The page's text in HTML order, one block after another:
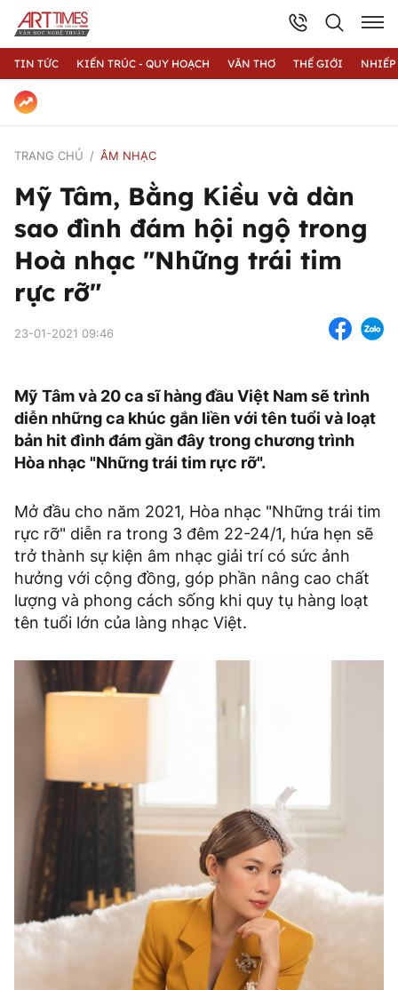
TIN TỨC KIẾN TRÚC - QUY HOẠCH VĂN THƠ THẾ GIỚI
TRANG CHỦ ÂM NHẠC
Mỹ Tâm, Bằng Kiều và dàn
sao đình đám hội ngộ trong
Hoà nhạc "Những trái tim
rực rỡ"
23-01-2021 09:46
Mỹ Tâm và 20 ca sĩ hàng đầu Việt Nam sẽ trình
diễn những ca khúc gắn liền với tên tuổi và loạt
bản hit đình đám gần đây trong chương trình
Hòa nhạc "Những trái tim rực rỡ".
Mở đầu cho năm 2021, Hòa nhạc "Những trái tim
rực rỡ" diễn ra trong 3 đêm 22-24/1, hứa hẹn sẽ
trở thành sự kiện âm nhạc giải trí có sức ảnh
hưởng với cộng đồng, góp phần nâng cao chất
lượng và phong cách sống khi quy tụ hàng loạt
tên tuổi lớn của làng nhạc Việt.